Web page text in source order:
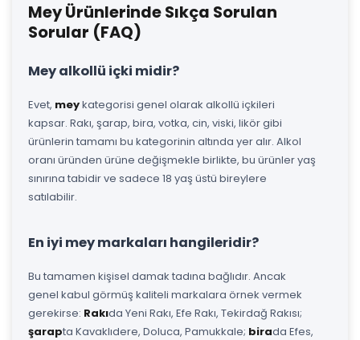
Mey Ürünlerinde Sıkça Sorulan
Sorular (FAQ)
Mey alkollü içki midir?
Evet, meykategorisi genel olarak alkollü içkileri
kapsar. Rakı, şarap, bira, votka, cin, viski, likör gibi
ürünlerin tamamı bu kategorinin altında yer alır. Alkol
oranı üründen ürüne değişmekle birlikte, bu ürünler yaş
sınırına tabidir ve sadece 18 yaş üstü bireylere
satılabilir.
En iyi mey markaları hangileridir?
Bu tamamen kişisel damak tadına bağlıdır. Ancak
genel kabul görmüş kaliteli markalara örnek vermek
gerekirse: Rakıda Yeni Rakı, Efe Rakı, Tekirdağ Rakısı;
şarapta Kavaklıdere, Doluca, Pamukkale; birada Efes,